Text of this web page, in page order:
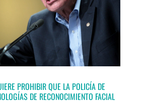
PROHIBIR QUE LA POLICÍA DE
DE RECONOCIMIENTO FACIAL